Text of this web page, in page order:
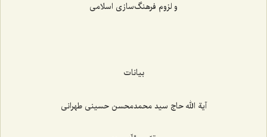
و لزوم فرهنگ‌سازی اسلامی
بیانات
آیة الله حاج سید محمدمحسن حسینی طهرانی